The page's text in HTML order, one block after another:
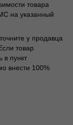
товара
на указанный
у продавца
товар
в пункт
внести 100%